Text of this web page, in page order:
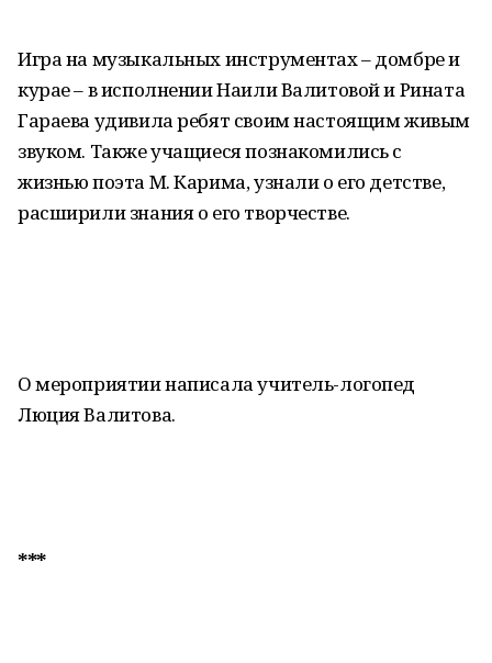
Игра на музыкальных инструментах – домбре и
курае – в исполнении Наили Валитовой и Рината
Гараева удивила ребят своим настоящим живым
звуком. Также учащиеся познакомились с
жизнью поэта М. Карима, узнали о его детстве,
расширили знания о его творчестве.
О мероприятии написала учитель-логопед
Люция Валитова.
***